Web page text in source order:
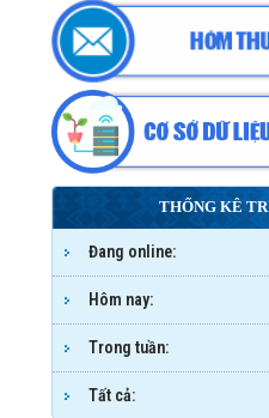
THỐNG KÊ
Đang online:
Hôm nay:
Trong tuần:
Tất cả: